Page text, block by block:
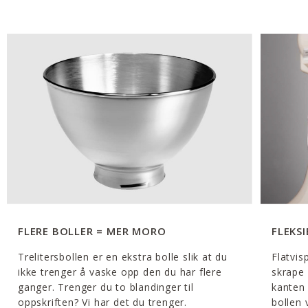
FLERE BOLLER = MER MORO
Trelitersbollen er en ekstra bolle slik at du
ikke trenger å vaske opp den du har flere
ganger. Trenger du to blandinger til
oppskriften? Vi har det du trenger.
bollen